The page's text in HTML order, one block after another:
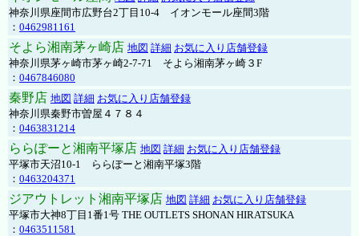
神奈川県座間市広野台2丁目10-4 イオンモール座間3階
： 0462981161
そよら湘南茅ヶ崎店 地図 詳細 お気に入り店舗登録
神奈川県茅ヶ崎市茅ヶ崎2‐7‐71 そよら湘南茅ヶ崎３F
： 0467846080
秦野店 地図 詳細 お気に入り店舗登録
神奈川県秦野市曽屋４７８４
： 0463831214
ららぽーと湘南平塚店 地図 詳細 お気に入り店舗登録
平塚市天沼10-1 ららぽーと湘南平塚3階
： 0463204371
ジアウトレット湘南平塚店 地図 詳細 お気に入り店舗登録
平塚市大神8丁目1番1号 THE OUTLETS SHONAN HIRATSUKA
： 0463511581